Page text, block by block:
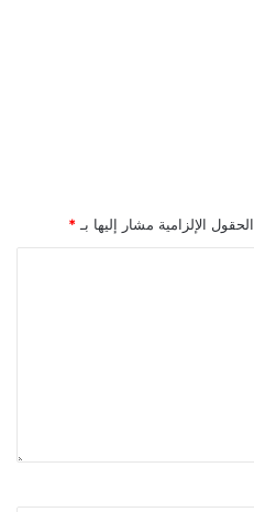
الحقول الإلزامية مشار إليها بـ *